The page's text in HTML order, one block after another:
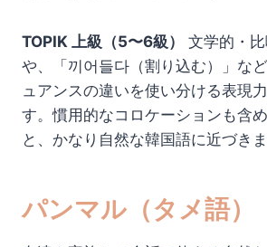
TOPIK 上級（5〜6級）
文学的・
や、「끼어들다（割り込む）」な
ュアンスの違いを使い分ける表現
す。慣用的なコロケーションも含
と、かなり自然な韓国語に近づきま
パンマル（タメ語）